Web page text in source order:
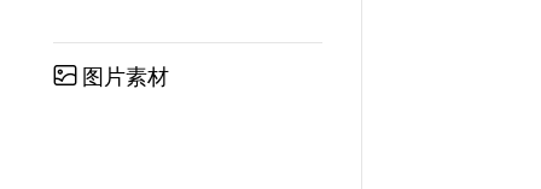
图片素材